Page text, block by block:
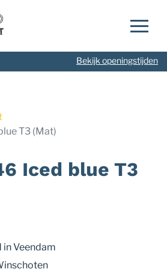
Bekijk openingstijden
T3 (Mat)
Iced blue T3
in Veendam